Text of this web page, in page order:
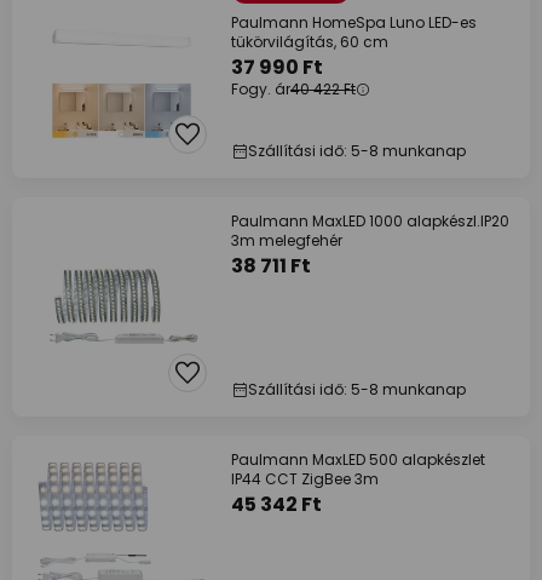
Paulmann HomeSpa Luno LED-es
tükörvilágítás, 60 cm
37 990 Ft
Fogy. ár40 422 Ft
Szállítási idő: 5-8 munkanap
Paulmann MaxLED 1000 alapkészl.IP20
3m melegfehér
38 711 Ft
Szállítási idő: 5-8 munkanap
Paulmann MaxLED 500 alapkészlet
IP44 CCT ZigBee 3m
45 342 Ft